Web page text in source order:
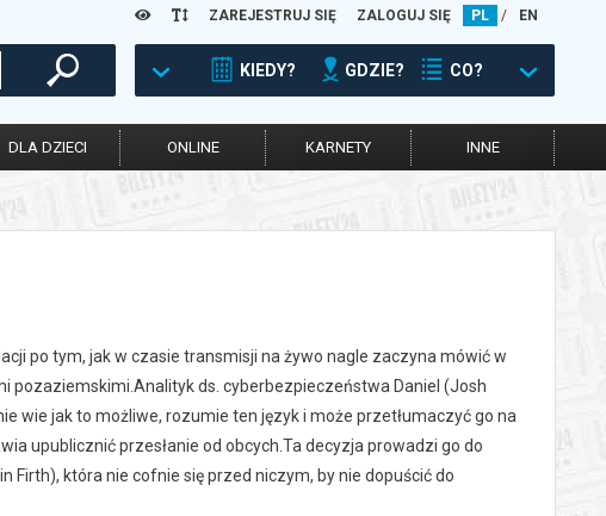
ZAREJESTRUJ SIĘ ZALOGUJ SIĘ PL / EN
KIEDY? GDZIE? CO?
DLA DZIECI ONLINE KARNETY INNE
po tym, jak w czasie transmisji na żywo nagle zaczyna mówić w
pozaziemskimi.Analityk ds. cyberbezpieczeństwa Daniel (Josh
wie jak to możliwe, rozumie ten język i może przetłumaczyć go na
upublicznić przesłanie od obcych.Ta decyzja prowadzi go do
która nie cofnie się przed niczym, by nie dopuścić do